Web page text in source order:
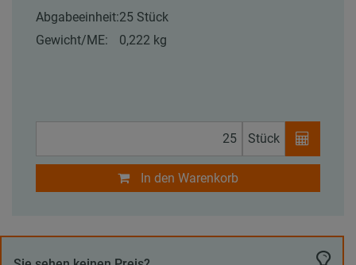
Abgabeeinheit:25 Stück
Gewicht/ME:
0,222 kg
Stück
In den Warenkorb